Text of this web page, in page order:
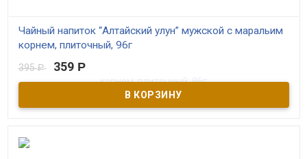
Чайный напиток “Алтайский улун” мужской с маральим
корнем, плиточный, 96г
В наличии
Чай из листьев и побегов облепихи
395Р 359 Р